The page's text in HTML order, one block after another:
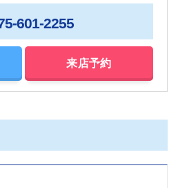
601-2255
来店予約